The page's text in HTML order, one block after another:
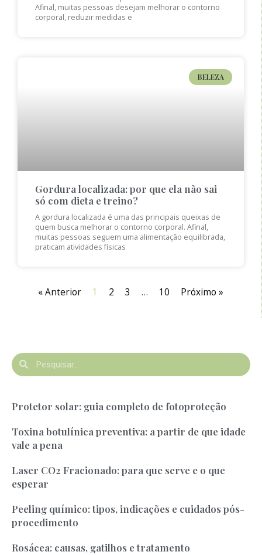
Afinal, muitas pessoas desejam melhorar o contorno
corporal, reduzir medidas e
BELEZA
Gordura localizada: por que ela não sai
só com dieta e treino?
A gordura localizada é uma das principais queixas de
quem busca melhorar o contorno corporal. Afinal,
muitas pessoas seguem uma alimentação equilibrada,
praticam atividades físicas
« Anterior 1 2 3 … 10 Próximo »
Protetor solar: guia completo de fotoproteção
Toxina botulínica preventiva: a partir de que idade
vale a pena
Laser CO2 Fracionado: para que serve e o que
esperar
Peeling químico: tipos, indicações e cuidados pós-
procedimento
Rosácea: causas, gatilhos e tratamento